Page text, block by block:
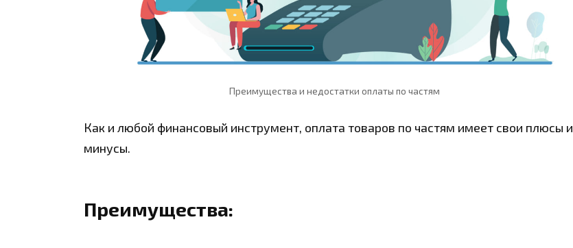
Преимущества и недостатки оплаты по частям
Как и любой финансовый инструмент, оплата товаров по частям имеет свои плюсы и
минусы.
Преимущества: